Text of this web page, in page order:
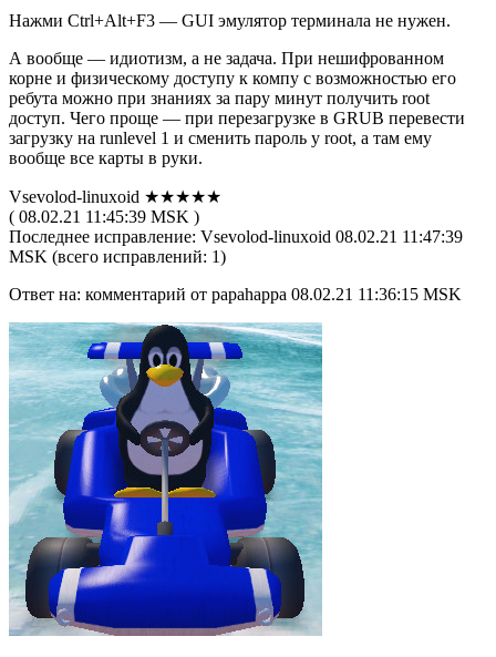
Нажми Ctrl+Alt+F3 — GUI эмулятор терминала не нужен.
А вообще — идиотизм, а не задача. При нешифрованном
корне и физическому доступу к компу с возможностью его
ребута можно при знаниях за пару минут получить root
доступ. Чего проще — при перезагрузке в GRUB перевести
загрузку на runlevel 1 и сменить пароль у root, а там ему
вообще все карты в руки.
Vsevolod-linuxoid ★★★★★
( 08.02.21 11:45:39 MSK )
Последнее исправление: Vsevolod-linuxoid 08.02.21 11:47:39
MSK (всего исправлений: 1)
Ответ на: комментарий от papahappa 08.02.21 11:36:15 MSK